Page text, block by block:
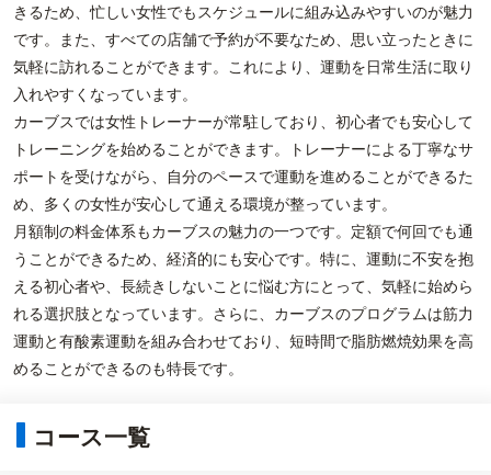
きるため、忙しい女性でもスケジュールに組み込みやすいのが魅力
です。また、すべての店舗で予約が不要なため、思い立ったときに
気軽に訪れることができます。これにより、運動を日常生活に取り
入れやすくなっています。
カーブスでは女性トレーナーが常駐しており、初心者でも安心して
トレーニングを始めることができます。トレーナーによる丁寧なサ
ポートを受けながら、自分のペースで運動を進めることができるた
め、多くの女性が安心して通える環境が整っています。
月額制の料金体系もカーブスの魅力の一つです。定額で何回でも通
うことができるため、経済的にも安心です。特に、運動に不安を抱
える初心者や、長続きしないことに悩む方にとって、気軽に始めら
れる選択肢となっています。さらに、カーブスのプログラムは筋力
運動と有酸素運動を組み合わせており、短時間で脂肪燃焼効果を高
めることができるのも特長です。
コース一覧